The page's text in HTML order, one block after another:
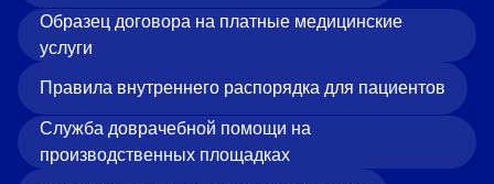
Образец договора на платные медицинские
услуги
Правила внутреннего распорядка для пациентов
Служба доврачебной помощи на
производственных площадках